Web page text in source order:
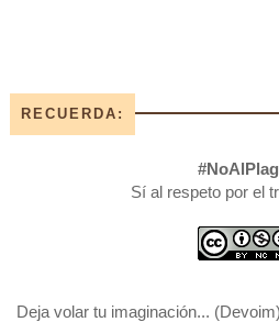
RECUERDA:
Sí al respeto por el
Deja volar tu imaginación... (Devoim)